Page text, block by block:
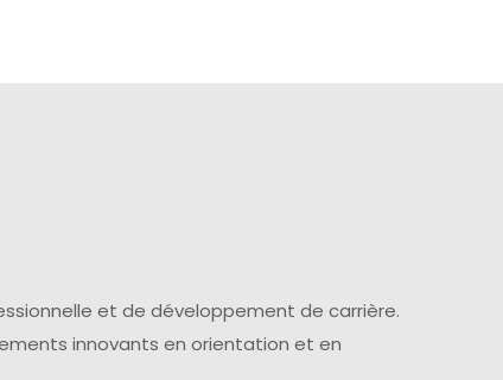
et de développement de carrière.
innovants en orientation et en